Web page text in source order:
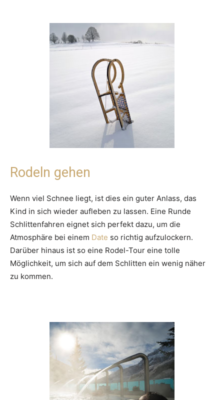
Rodeln gehen
Wenn viel Schnee liegt, ist dies ein guter Anlass, das
Kind in sich wieder aufleben zu lassen. Eine Runde
Schlittenfahren eignet sich perfekt dazu, um die
Atmosphäre bei einem Date so richtig aufzulockern.
Darüber hinaus ist so eine Rodel-Tour eine tolle
Möglichkeit, um sich auf dem Schlitten ein wenig näher
zu kommen.